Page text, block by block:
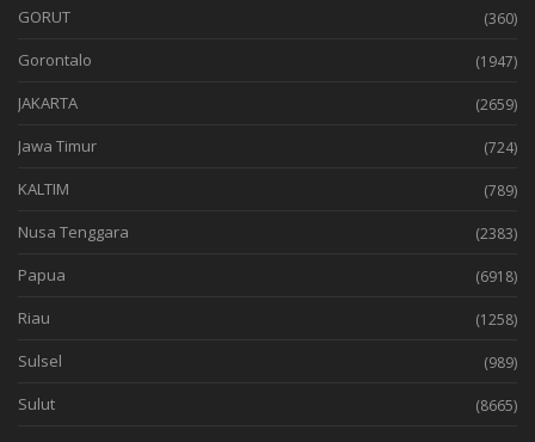
GORUT (360)
Gorontalo (1947)
JAKARTA (2659)
Jawa Timur (724)
KALTIM (789)
Nusa Tenggara (2383)
Papua (6918)
Riau (1258)
Sulsel (989)
Sulut (8665)